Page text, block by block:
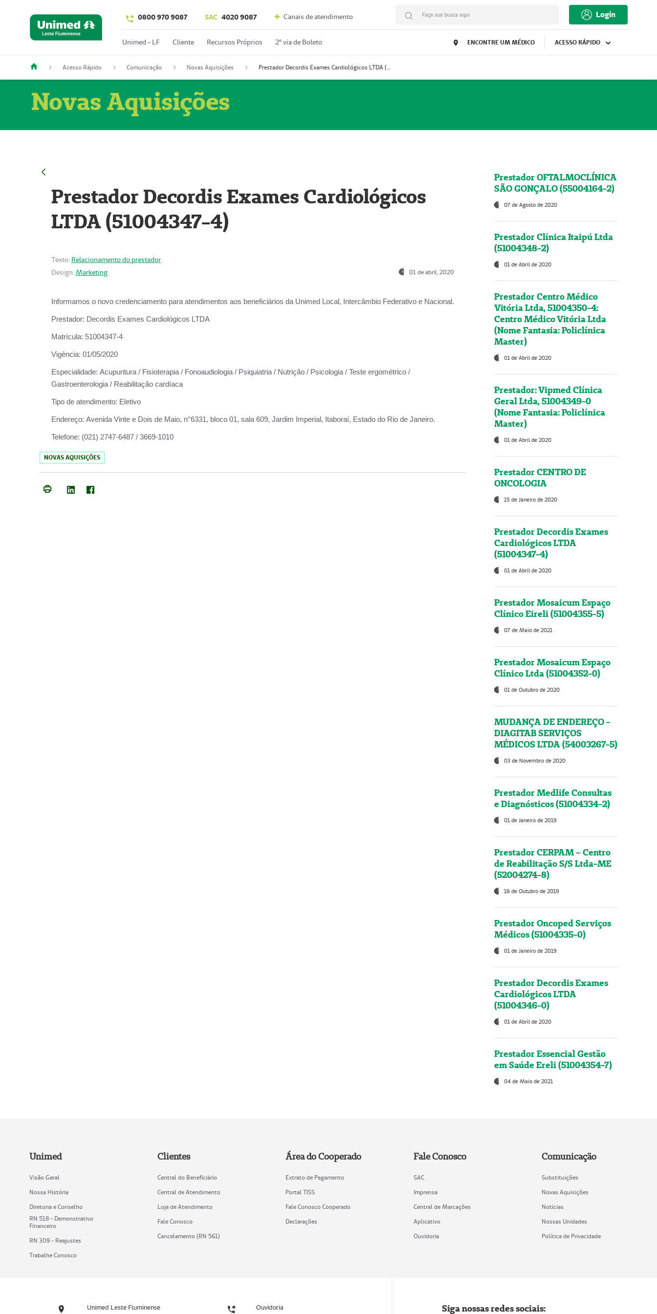
0800 970 9087 SAC 4020 9087 Canais de atendimento Faça sua busca aqui Login
Unimed - LF Cliente Recursos Próprios 2º via de Boleto ENCONTRE UM MÉDICO ACESSO RÁPIDO
Acesso Rápido Comunicação Novas Aquisições Prestador Decordis Exames Cardiológicos LTDA (51004347-4)
Novas Aquisições
Prestador Decordis Exames Cardiológicos
LTDA (51004347-4)
Texto: Relacionamento do prestador
Design: Marketing 01 de abril, 2020
Informamos o novo credenciamento para atendimentos aos beneficiários da Unimed Local, Intercâmbio Federativo e Nacional.
Prestador: Decordis Exames Cardiológicos LTDA
Matrícula: 51004347-4
Vigência: 01/05/2020
Especialidade: Acupuntura / Fisioterapia / Fonoaudiologia / Psiquiatria / Nutrição / Psicologia / Teste ergométrico /
Gastroenterologia / Reabilitação cardíaca
Tipo de atendimento: Eletivo
Endereço: Avenida Vinte e Dois de Maio, n°6331, bloco 01, sala 609, Jardim Imperial, Itaboraí, Estado do Rio de Janeiro.
Telefone: (021) 2747-6487 / 3669-1010
NOVAS AQUISIÇÕES
Prestador OFTALMOCLÍNICA
SÃO GONÇALO (55004164-2)
07 de Agosto de 2020
Prestador Clínica Itaipú Ltda
(51004348-2)
01 de Abril de 2020
Prestador Centro Médico
Vitória Ltda, 51004350-4:
Centro Médico Vitória Ltda
(Nome Fantasia: Policlínica
Master)
01 de Abril de 2020
Prestador: Vipmed Clínica
Geral Ltda, 51004349-0
(Nome Fantasia: Policlínica
Master)
01 de Abril de 2020
Prestador CENTRO DE
ONCOLOGIA
15 de Janeiro de 2020
Prestador Decordis Exames
Cardiológicos LTDA
(51004347-4)
01 de Abril de 2020
Prestador Mosaicum Espaço
Clínico Eireli (51004355-5)
07 de Maio de 2021
Prestador Mosaicum Espaço
Clínico Ltda (51004352-0)
01 de Outubro de 2020
MUDANÇA DE ENDEREÇO -
DIAGITAB SERVIÇOS
MÉDICOS LTDA (54003267-5)
03 de Novembro de 2020
Prestador Medlife Consultas
e Diagnósticos (51004334-2)
01 de Janeiro de 2019
Prestador CERPAM – Centro
de Reabilitação S/S Ltda-ME
(52004274-8)
18 de Outubro de 2019
Prestador Oncoped Serviços
Médicos (51004335-0)
01 de Janeiro de 2019
Prestador Decordis Exames
Cardiológicos LTDA
(51004346-0)
01 de Abril de 2020
Prestador Essencial Gestão
em Saúde Ereli (51004354-7)
04 de Maio de 2021
Unimed
Visão Geral
Nossa História
Diretoria e Conselho
RN 518 - Demonstrativo
Financeiro
RN 309 - Reajustes
Trabalhe Conosco
Clientes
Central do Beneficiário
Central de Atendimento
Loja de Atendimento
Fale Conosco
Cancelamento (RN 561)
Área do Cooperado
Extrato de Pagamento
Portal TISS
Fale Conosco Cooperado
Declarações
Fale Conosco
SAC
Imprensa
Central de Marcações
Aplicativo
Ouvidoria
Comunicação
Substituições
Novas Aquisições
Notícias
Nossas Unidades
Política de Privacidade
Unimed Leste Fluminense Ouvidoria Siga nossas redes sociais: